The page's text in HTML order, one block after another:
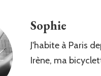
Sophie
J'habite à Paris
Irène, ma